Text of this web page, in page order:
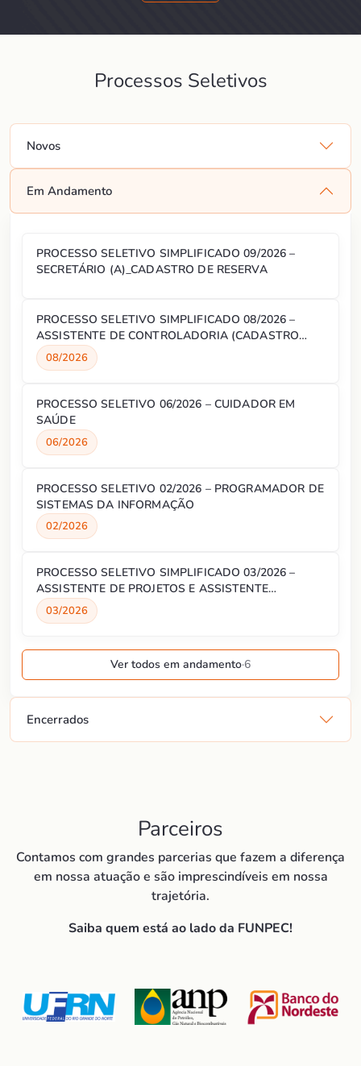
Processos Seletivos
Novos
Em Andamento
PROCESSO SELETIVO SIMPLIFICADO 09/2026 –
SECRETÁRIO (A)_CADASTRO DE RESERVA
PROCESSO SELETIVO SIMPLIFICADO 08/2026 –
ASSISTENTE DE CONTROLADORIA (CADASTRO
RESERVA)
08/2026
PROCESSO SELETIVO 06/2026 – CUIDADOR EM
SAÚDE
06/2026
PROCESSO SELETIVO 02/2026 – PROGRAMADOR DE
SISTEMAS DA INFORMAÇÃO
02/2026
PROCESSO SELETIVO SIMPLIFICADO 03/2026 –
ASSISTENTE DE PROJETOS E ASSISTENTE
ADMINISTRATIVO
03/2026
Ver todos em andamento·6
Encerrados
Parceiros
Contamos com grandes parcerias que fazem a diferença
em nossa atuação e são imprescindíveis em nossa
trajetória.
Saiba quem está ao lado da FUNPEC!